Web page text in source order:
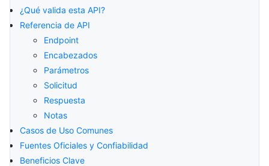
¿Qué valida esta API?
Referencia de API
Endpoint
Encabezados
Parámetros
Solicitud
Respuesta
Notas
Casos de Uso Comunes
Fuentes Oficiales y Confiabilidad
Beneficios Clave